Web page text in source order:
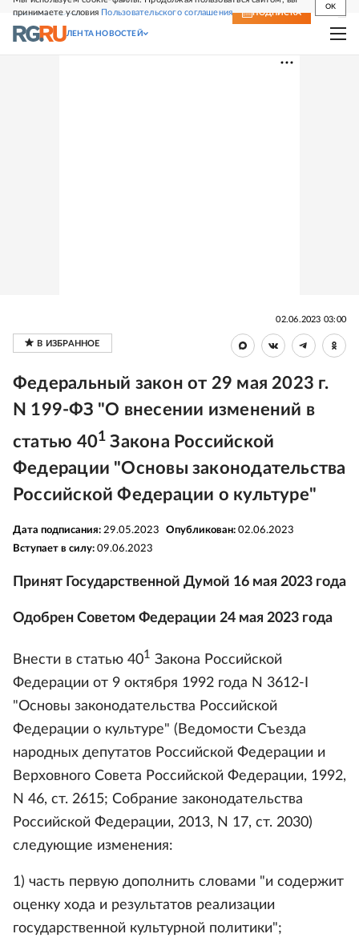
принимаете условия Пользовательского соглашения
OK
СВЕЖИЙ НОМЕР ПОДПИСКА
ЛЕНТА НОВОСТЕЙ
02.06.2023 03:00
Федеральный закон от 29 мая 2023 г.
N 199-ФЗ "О внесении изменений в
статью 401 Закона Российской
Федерации "Основы законодательства
Российской Федерации о культуре"
Дата подписания: 29.05.2023 Опубликован: 02.06.2023
Вступает в силу: 09.06.2023
Принят Государственной Думой 16 мая 2023 года
Одобрен Советом Федерации 24 мая 2023 года
Внести в статью 401 Закона Российской
Федерации от 9 октября 1992 года N 3612-I
"Основы законодательства Российской
Федерации о культуре" (Ведомости Съезда
народных депутатов Российской Федерации и
Верховного Совета Российской Федерации, 1992,
N 46, ст. 2615; Собрание законодательства
Российской Федерации, 2013, N 17, ст. 2030)
следующие изменения:
1) часть первую дополнить словами "и содержит
оценку хода и результатов реализации
государственной культурной политики";